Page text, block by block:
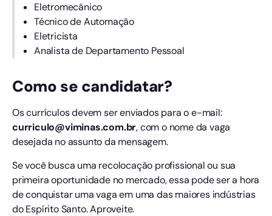
Eletromecânico
Técnico de Automação
Eletricista
Analista de Departamento Pessoal
Como se candidatar?
Os currículos devem ser enviados para o e-mail:
curriculo@viminas.com.br, com o nome da vaga
desejada no assunto da mensagem.
Se você busca uma recolocação profissional ou sua
primeira oportunidade no mercado, essa pode ser a hora
de conquistar uma vaga em uma das maiores indústrias
do Espírito Santo. Aproveite.